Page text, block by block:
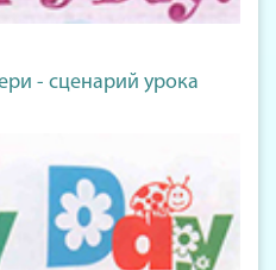
- сценарий урока